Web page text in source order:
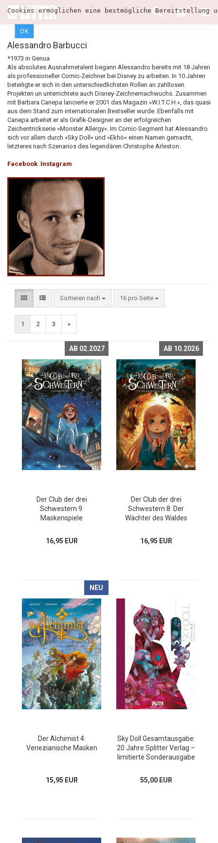
Cookies ermöglichen eine bestmögliche
OK
Alessandro Barbucci
*1973 in Genua
Als absolutes Ausnahmetalent begann Alessandro bereits mit 18 Jahren
als professioneller Comic-Zeichner bei Disney zu arbeiten. In 10 Jahren
beteiligte er sich in den unterschiedlichsten Rollen an zahllosen
Projekten un unterrichtete auch Disney-Zeichnernachwuchs. Zusammen
mit Barbara Canepa lancierte er 2001 das Magazin »W.I.T.C.H.«, das quasi
aus dem Stand zum internationalen Bestseller wurde. Ebenfalls mit
Canepa arbeitet er als Grafik-Designer an der erfolgreichen
Zeichentrickserie »Monster Allergy«. Im Comic-Segment hat Alessandro
sich vor allem durch »Sky Doll« und »Ekhö« einen Namen gemacht,
letzteres nach Szenarios des legendären Christophe Arleston.
Facebook Instagram
Sortieren nach 16 pro Seite
1 2 3 »
AB 02.2027
Der Club der drei
Schwestern 9:
Maskenspiele
16,95 EUR
AB 10.2026
Der Club der drei
Schwestern 8: Der
Wächter des Waldes
16,95 EUR
NEU
Der Alchimist 4:
Venezianische Masken
15,95 EUR
Sky Doll Gesamtausgabe:
20 Jahre Splitter Verlag –
limitierte Sonderausgabe
55,00 EUR